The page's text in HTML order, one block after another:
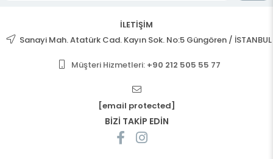
İLETİŞİM
Sanayi Mah. Atatürk Cad. Kayın Sok. No:5 Güngören / İSTANBUL
Müşteri Hizmetleri: +90 212 505 55 77
[email protected]
BİZİ TAKİP EDİN